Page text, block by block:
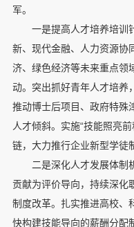
军。
一是提高人才培养培训
新、现代金融、人力资源协
济、绿色经济等未来重点领
动。突出抓好青年人才培养
推动博士后项目、政府特殊
人才倾斜。实施“技能照亮
链，大力推行企业新型学徒
二是深化人才发展体制机
贡献为评价导向，持续深化
制度改革。扎实推进高校、
快构建技能导向的薪酬分配